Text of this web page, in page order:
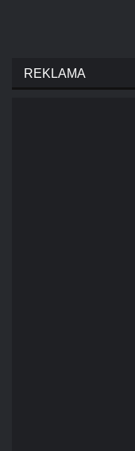
REKLAMA